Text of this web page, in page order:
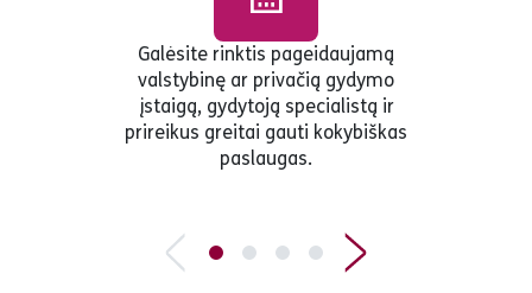
Galėsite rinktis pageidaujamą
valstybinę ar privačią gydymo
įstaigą, gydytoją specialistą ir
prireikus greitai gauti kokybiškas
paslaugas.